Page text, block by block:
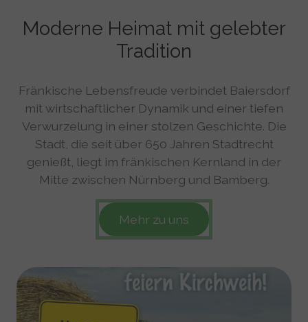
Moderne Heimat mit gelebter
Tradition
Fränkische Lebensfreude verbindet Baiersdorf
mit wirtschaftlicher Dynamik und einer tiefen
Verwurzelung in einer stolzen Geschichte. Die
Stadt, die seit über 650 Jahren Stadtrecht
genießt, liegt im fränkischen Kernland in der
Mitte zwischen Nürnberg und Bamberg.
Mehr zu uns